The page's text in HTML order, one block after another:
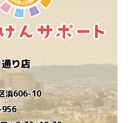
り店
浜606-10